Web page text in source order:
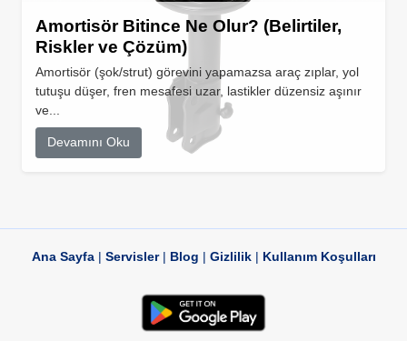
Amortisör Bitince Ne Olur? (Belirtiler,
Riskler ve Çözüm)
Amortisör (şok/strut) görevini yapamazsa araç zıplar, yol
tutuşu düşer, fren mesafesi uzar, lastikler düzensiz aşınır
ve...
Devamını Oku
Ana Sayfa| Servisler| Blog | Gizlilik| Kullanım Koşulları